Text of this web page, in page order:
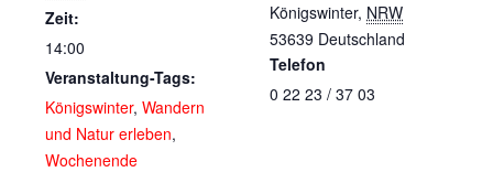
Zeit:
14:00
Veranstaltung-Tags:
Königswinter, Wandern
und Natur erleben,
Wochenende
Königswinter, NRW
53639 Deutschland
Telefon
0 22 23 / 37 03